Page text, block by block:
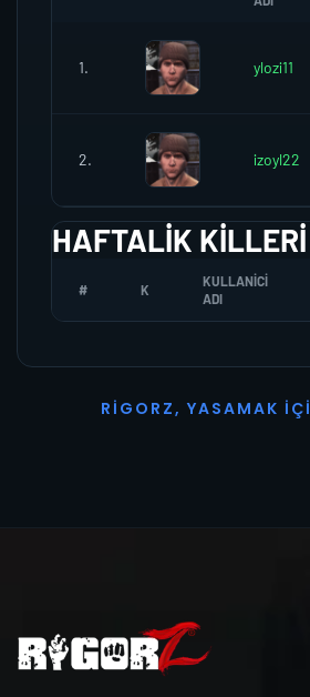
1. ylozi11
2. izoyl22
HAFTALIK KILLERI
# K
KULLANICI
ADI
R I G O R Z, YASAMAK İ ÇI